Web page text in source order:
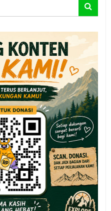
Search